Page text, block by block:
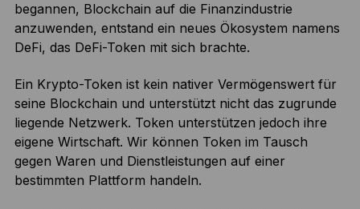
begannen, Blockchain auf die Finanzindustrie
anzuwenden, entstand ein neues Ökosystem namens
DeFi, das DeFi-Token mit sich brachte.
Ein Krypto-Token ist kein nativer Vermögenswert für
seine Blockchain und unterstützt nicht das zugrunde
liegende Netzwerk. Token unterstützen jedoch ihre
eigene Wirtschaft. Wir können Token im Tausch
gegen Waren und Dienstleistungen auf einer
bestimmten Plattform handeln.